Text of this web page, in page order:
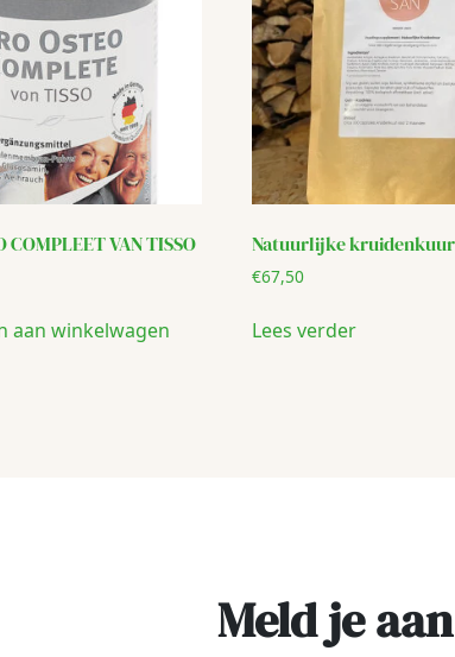
COMPLEET VAN TISSO
aan winkelwagen
Natuurlijke
€67,50
Lees verder
Meld je